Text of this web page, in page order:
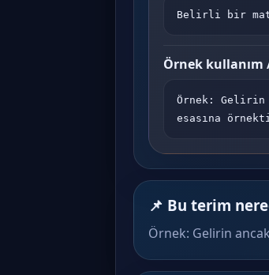
Belirli bir
Örnek kullanım
Örnek: Gelirin
esasına
📌 Bu terim
Örnek: Gelirin